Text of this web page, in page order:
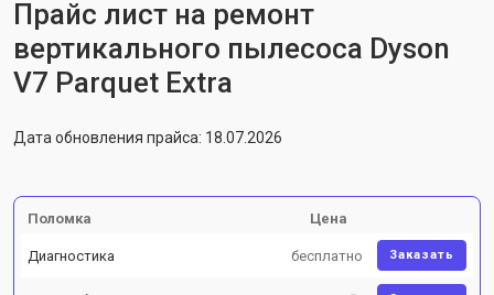
Прайс лист на ремонт
вертикального пылесоса Dyson
V7 Parquet Extra
Дата обновления прайса: 18.07.2026
Поломка Цена
Диагностика бесплатно Заказать